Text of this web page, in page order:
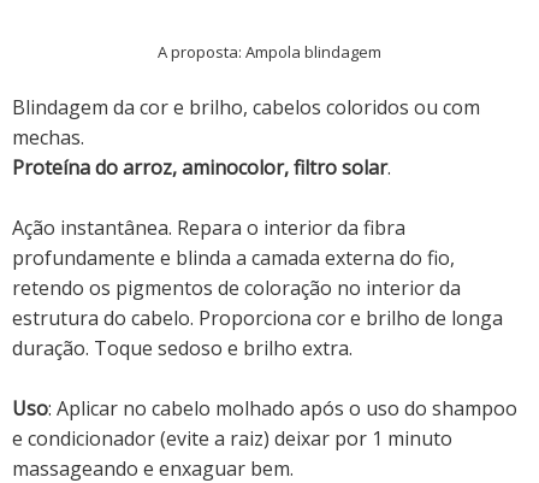
A proposta: Ampola blindagem
Blindagem da cor e brilho, cabelos coloridos ou com
mechas.
Proteína do arroz, aminocolor, filtro solar.
Ação instantânea. Repara o interior da fibra
profundamente e blinda a camada externa do fio,
retendo os pigmentos de coloração no interior da
estrutura do cabelo. Proporciona cor e brilho de longa
duração. Toque sedoso e brilho extra.
Uso: Aplicar no cabelo molhado após o uso do shampoo
e condicionador (evite a raiz) deixar por 1 minuto
massageando e enxaguar bem.